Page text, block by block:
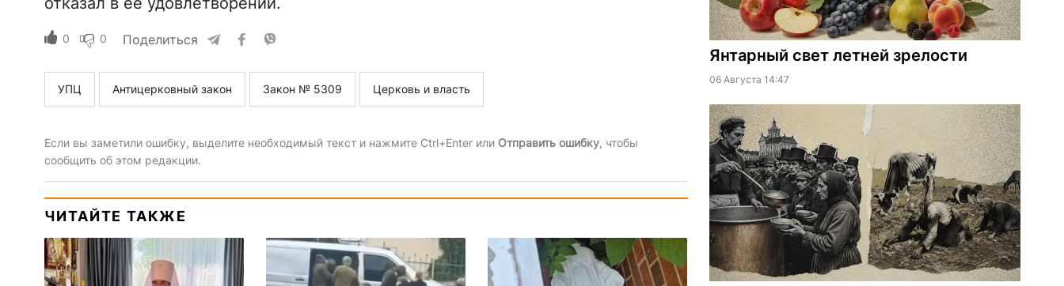
0 0 Поделиться
УПЦ Антицерковный закон Закон № 5309 Церковь и власть
Если вы заметили ошибку, выделите необходимый текст и нажмите Ctrl+Enter или Отправить ошибку, чтобы
сообщить об этом редакции.
ЧИТАЙТЕ ТАКЖЕ
Янтарный свет летней зрелости
06 Августа 14:47